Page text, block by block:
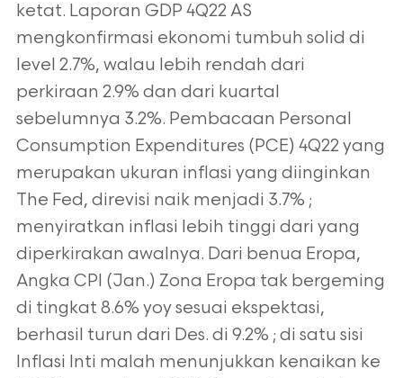
ketat. Laporan GDP 4Q22 AS
mengkonfirmasi ekonomi tumbuh solid di
level 2.7%, walau lebih rendah dari
perkiraan 2.9% dan dari kuartal
sebelumnya 3.2%. Pembacaan Personal
Consumption Expenditures (PCE) 4Q22 yang
merupakan ukuran inflasi yang diinginkan
The Fed, direvisi naik menjadi 3.7% ;
menyiratkan inflasi lebih tinggi dari yang
diperkirakan awalnya. Dari benua Eropa,
Angka CPI (Jan.) Zona Eropa tak bergeming
di tingkat 8.6% yoy sesuai ekspektasi,
berhasil turun dari Des. di 9.2% ; di satu sisi
Inflasi Inti malah menunjukkan kenaikan ke